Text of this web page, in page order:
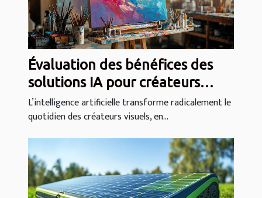
Évaluation des bénéfices des
solutions IA pour créateurs
visuels
L’intelligence artificielle transforme radicalement le
quotidien des créateurs visuels, en...